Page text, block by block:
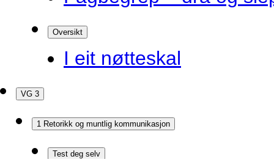
Oversikt
I eit nøtteskal
VG 3
1 Retorikk og muntlig kommunikasjon
Test deg selv